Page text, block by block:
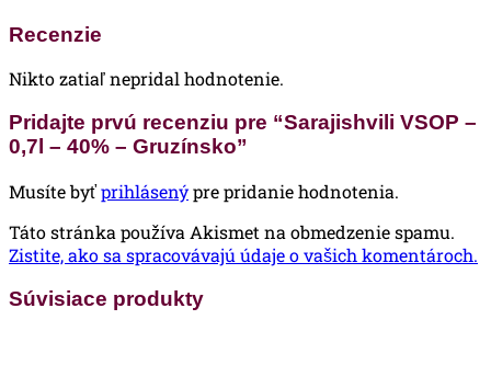
Recenzie
Nikto zatiaľ nepridal hodnotenie.
Pridajte prvú recenziu pre “Sarajishvili VSOP –
0,7l – 40% – Gruzínsko”
Musíte byťprihlásenýpre pridanie hodnotenia.
Táto stránka používa Akismet na obmedzenie spamu.
Zistite, ako sa spracovávajú údaje o vašich komentároch.
Súvisiace produkty